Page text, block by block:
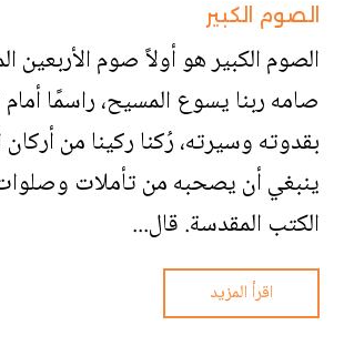
الصوم الكبير
الصوم‏ ‏الكبير‏ ‏هو‏ ‏أولاً‏ ‏صوم‏ ‏الأربعين‏
‏صامه‏ ‏ربنا‏ ‏يسوع‏ ‏المسيح‏، ‏راسمًا‏ ‏أمام‏
‏بقدوته‏ ‏وسيرته‏، رُكنا‏ ركينا‏ ‏من‏ ‏أركان‏
‏ينبغي‏ ‏أن‏ ‏يصحبه‏ ‏من‏ ‏تأملات‏
‏الكتب‏ ‏المقدسة‏.‏ قال‏...
اقرأ المزيد